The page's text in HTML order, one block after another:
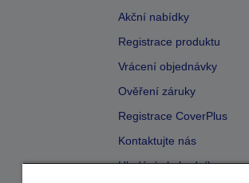
Akční nabídky
Registrace produktu
Vrácení objednávky
Ověření záruky
Registrace CoverPlus
Kontaktujte nás
Hledání obchodníka